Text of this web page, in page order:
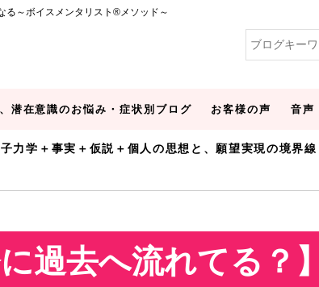
る～ボイスメンタリスト®メソッド～
潜在意識のお悩み・症状別ブログ お客様の声 音声
力学＋事実＋仮説＋個人の思想と、願望実現の境界線
過去へ流れてる？